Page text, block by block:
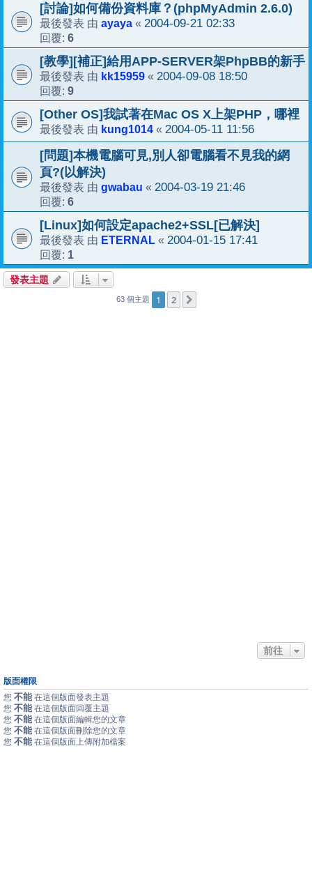
[討論]如何備份資料庫？(phpMyAdmin 2.6.0)
最後發表 由 ayaya « 2004-09-21 02:33
回覆: 6
[教學][補正]給用APP-SERVER架PhpBB的新手
最後發表 由 kk15959 « 2004-09-08 18:50
回覆: 9
[Other OS]我試著在Mac OS X上架PHP，哪裡
最後發表 由 kung1014 « 2004-05-11 11:56
[問題]本機電腦可見,別人卻電腦看不見我的網
頁?(以解決)
最後發表 由 gwabau « 2004-03-19 21:46
回覆: 6
[Linux]如何設定apache2+SSL[已解決]
最後發表 由 ETERNAL « 2004-01-15 17:41
回覆: 1
發表主題
63 個主題 1 2
前往
版面權限
您 不能 在這個版面發表主題
您 不能 在這個版面回覆主題
您 不能 在這個版面編輯您的文章
您 不能 在這個版面刪除您的文章
您 不能 在這個版面上傳附加檔案